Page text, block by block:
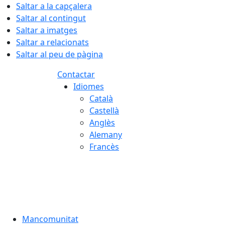
Saltar a la capçalera
Saltar al contingut
Saltar a imatges
Saltar a relacionats
Saltar al peu de pàgina
Contactar
Idiomes
Català
Castellà
Anglès
Alemany
Francès
Mancomunitat